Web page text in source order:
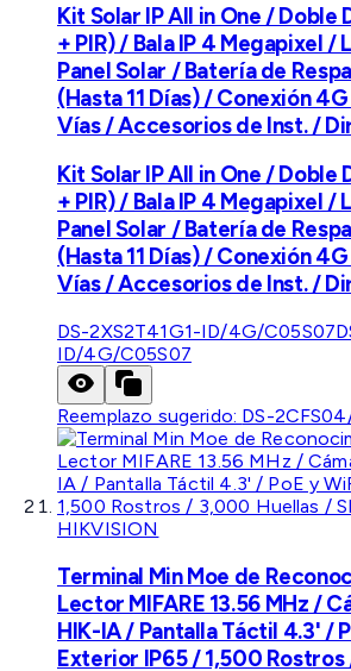
Kit Solar IP All in One / Doble
+ PIR) / Bala IP 4 Megapixel /
Panel Solar / Batería de
(Hasta 11 Días) / Conexión
Vías / Accesorios de Inst. /
Kit Solar IP All in One / Doble
+ PIR) / Bala IP 4 Megapixel /
Panel Solar / Batería de
(Hasta 11 Días) / Conexión
Vías / Accesorios de Inst. /
DS-2XS2T41G1-ID/4G/C05S07
ID/4G/C05S07
Reemplazo sugerido: DS-
HIKVISION
Terminal Min Moe de
Lector MIFARE 13.56 MHz /
HIK-IA / Pantalla Táctil 4.3' /
Exterior IP65 / 1,500